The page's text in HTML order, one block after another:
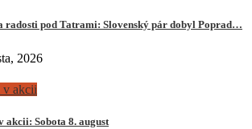
radosti pod Tatrami: Slovenský pár dobyl Poprad…
2026
v akcii
akcii: Sobota 8. august